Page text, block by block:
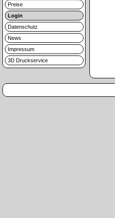
Preise
Login
Datenschutz
News
Impressum
3D Druckservice